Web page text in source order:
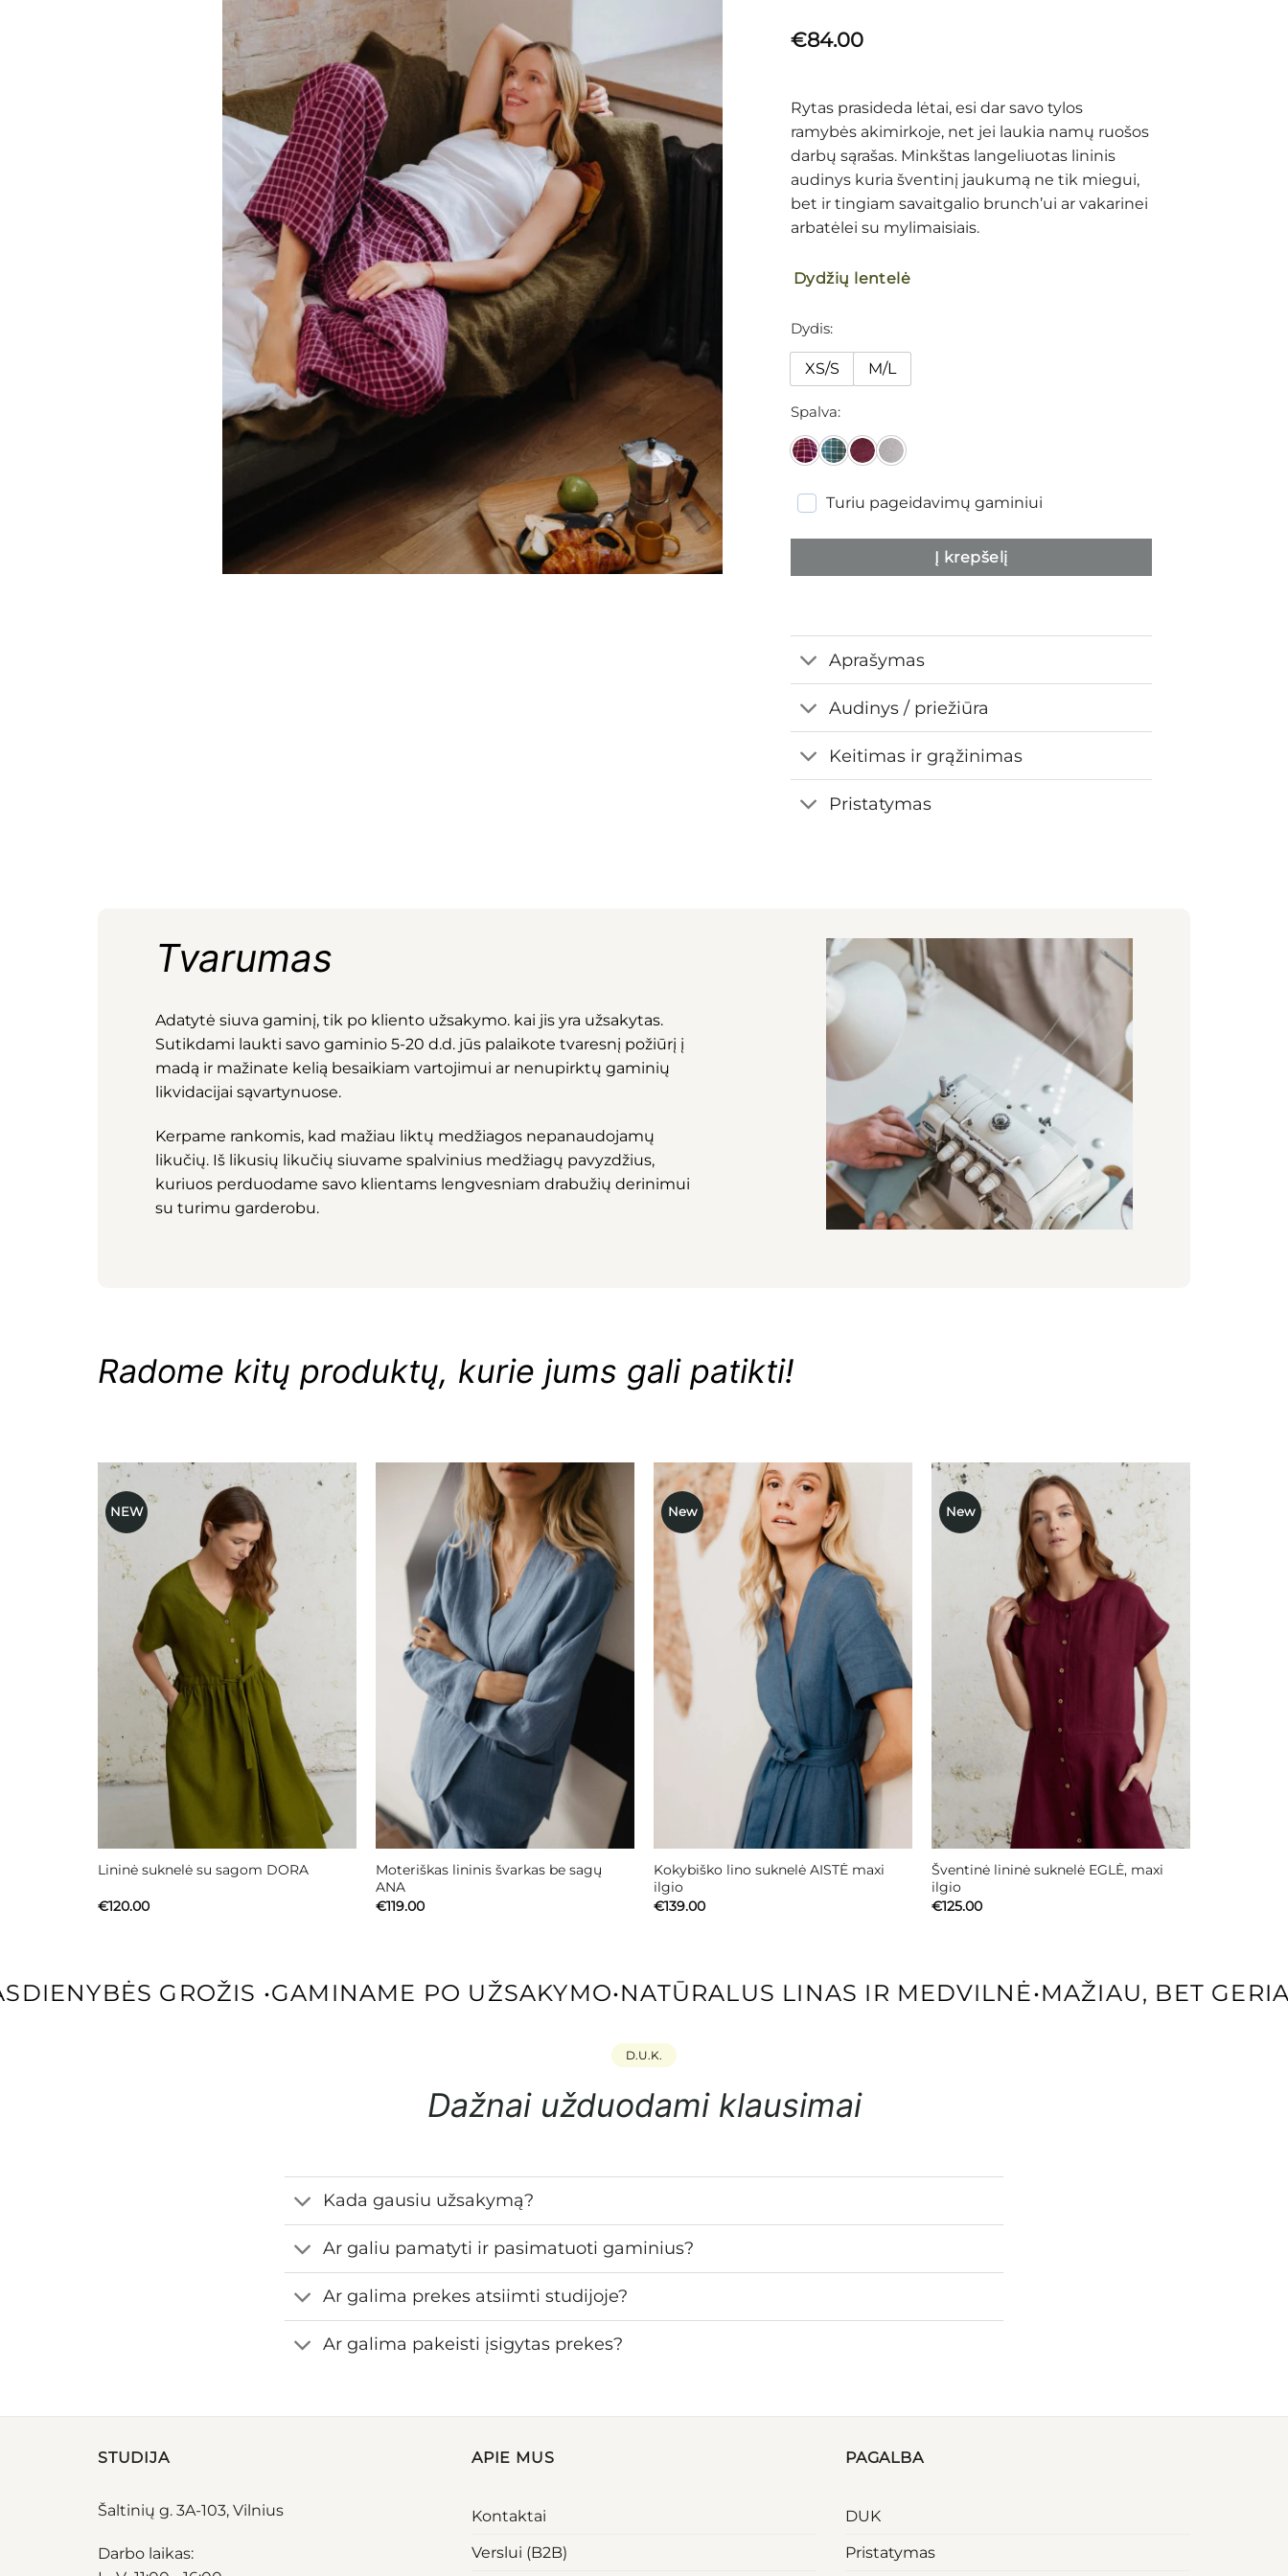
€84.00
Rytas prasideda lėtai, esi dar savo tylos
ramybės akimirkoje, net jei laukia namų ruošos
darbų sąrašas. Minkštas langeliuotas lininis
audinys kuria šventinį jaukumą ne tik miegui,
bet ir tingiam savaitgalio brunch’ui ar vakarinei
arbatėlei su mylimaisiais.
Dydžių lentelė
Dydis
XS/S M/L
Spalva
Turiu pageidavimų gaminiui
Į krepšelį
Aprašymas
Audinys / priežiūra
Keitimas ir grąžinimas
Pristatymas
Tvarumas
Adatytė siuva gaminį, tik po kliento užsakymo. kai jis yra užsakytas.
Sutikdami laukti savo gaminio 5-20 d.d. jūs palaikote tvaresnį požiūrį į
madą ir mažinate kelią besaikiam vartojimui ar nenupirktų gaminių
likvidacijai sąvartynuose.
Kerpame rankomis, kad mažiau liktų medžiagos nepanaudojamų
likučių. Iš likusių likučių siuvame spalvinius medžiagų pavyzdžius,
kuriuos perduodame savo klientams lengvesniam drabužių derinimui
su turimu garderobu.
Radome kitų produktų, kurie jums gali patikti!
NEW
Mėgstamiausias
Lininė suknelė su sagom DORA
€120.00
Mėgstamiausias
Moteriškas lininis švarkas be sagų
ANA
€119.00
New
Mėgstamiausias
Kokybiško lino suknelė AISTĖ maxi
ilgio
€139.00
New
Mėgstamiausias
Šventinė lininė suknelė EGLĖ, maxi
ilgio
€125.00
GROŽIS•GAMINAME PO UŽSAKYMO•NATŪRALUS LINAS IR MEDVILNĖ• MAŽIAU, BET GERIAU
D.U.K.
Dažnai užduodami klausimai
Kada gausiu užsakymą?
Ar galiu pamatyti ir pasimatuoti gaminius?
Ar galima prekes atsiimti studijoje?
Ar galima pakeisti įsigytas prekes?
STUDIJA
Šaltinių g. 3A-103, Vilnius
Darbo laikas:
APIE MUS
Kontaktai
Verslui (B2B)
PAGALBA
DUK
Pristatymas